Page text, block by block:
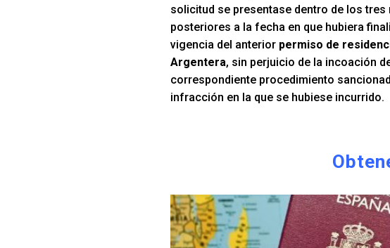
solicitud se presentase dentro de los tres
posteriores a la fecha en que hubiera
vigencia del anterior permiso de
Argentera, sin perjuicio de la incoación
correspondiente procedimiento
infracción en la que se hubiese incurrido.